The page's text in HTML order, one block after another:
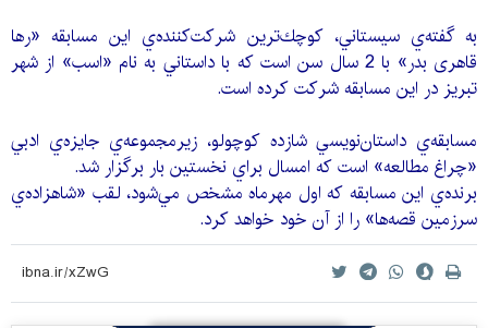
به گفته‌ي سيستاني، كوچك‌ترين شركت‌كننده‌ي اين مسابقه «رها
قاهری بدر» با 2 سال سن است كه با داستاني به نام «اسب» از شهر
تبريز در اين مسابقه شركت كرده است.
مسابقه‌ي داستان‌نويسي شازده كوچولو، زيرمجموعه‌ي جايزه‌ي ادبي
«چراغ مطالعه» است كه امسال براي نخستين بار برگزار شد.
برنده‌ي اين مسابقه كه اول مهرماه مشخص مي‌شود، لقب «شاهزاده‌ي
سرزمين قصه‌ها» را از آن خود خواهد كرد.